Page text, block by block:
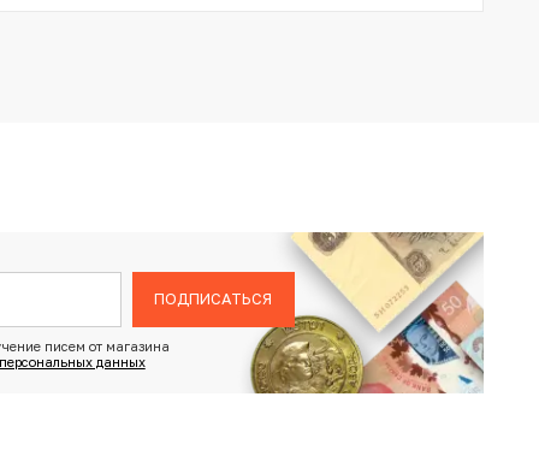
ПОДПИСАТЬСЯ
писем от магазина
данных